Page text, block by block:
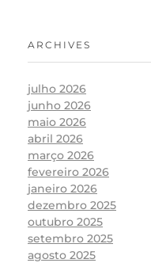
ARCHIVES
julho 2026
junho 2026
maio 2026
abril 2026
março 2026
fevereiro 2026
janeiro 2026
dezembro 2025
outubro 2025
setembro 2025
agosto 2025